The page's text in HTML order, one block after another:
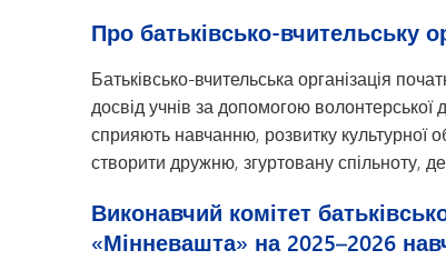
Про батьківсько-вчительську
Батьківсько-вчительська організація
досвід учнів за допомогою волонтерської
сприяють навчанню, розвитку культурної
створити дружню, згуртовану спільноту,
Виконавчий комітет
«Мінневашта» на 2025–2026